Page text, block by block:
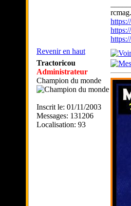
Revenir en haut
Tractoricou
Administrateur
Champion du monde
Inscrit le: 01/11/2003
Messages: 131206
Localisation: 93